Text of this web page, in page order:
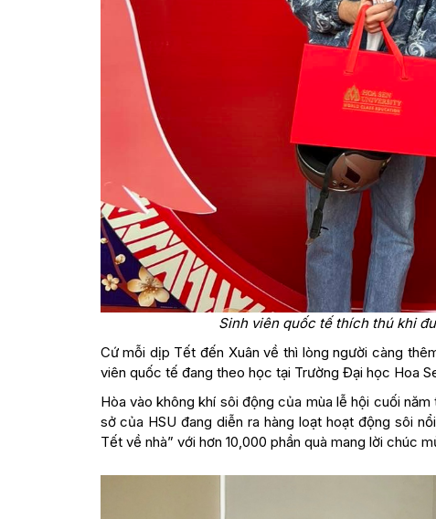
Sinh viên quốc tế thích thú khi
Cứ mỗi dịp Tết đến Xuân về thì lòng người càng
viên quốc tế đang theo học tại Trường Đại học Hoa
Hòa vào không khí sôi động của mùa lễ hội cuối
sở của HSU đang diễn ra hàng loạt hoạt động sôi
Tết về nhà” với hơn 10,000 phần quà mang lời chúc